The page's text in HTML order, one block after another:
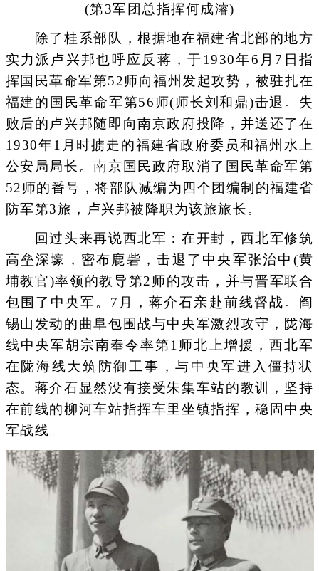
(第3军团总指挥何成濬)
除了桂系部队，根据地在福建省北部的地方
实力派卢兴邦也呼应反蒋，于1930年6月7日指
挥国民革命军第52师向福州发起攻势，被驻扎在
福建的国民革命军第56师(师长刘和鼎)击退。失
败后的卢兴邦随即向南京政府投降，并送还了在
1930年1月时掳走的福建省政府委员和福州水上
公安局局长。南京国民政府取消了国民革命军第
52师的番号，将部队减编为四个团编制的福建省
防军第3旅，卢兴邦被降职为该旅旅长。
回过头来再说西北军：在开封，西北军修筑
高垒深壕，密布鹿砦，击退了中央军张治中(黄
埔教官)率领的教导第2师的攻击，并与晋军联合
包围了中央军。7月，蒋介石亲赴前线督战。阎
锡山发动的曲阜包围战与中央军激烈攻守，陇海
线中央军胡宗南奉令率第1师北上增援，西北军
在陇海线大筑防御工事，与中央军进入僵持状
态。蒋介石显然没有接受朱集车站的教训，坚持
在前线的柳河车站指挥车里坐镇指挥，稳固中央
军战线。